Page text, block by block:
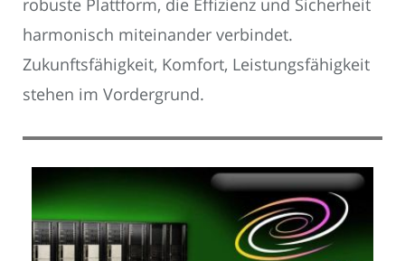
robuste Plattform, die Effizienz und Sicherheit
harmonisch miteinander verbindet.
Zukunftsfähigkeit, Komfort, Leistungsfähigkeit
stehen im Vordergrund.